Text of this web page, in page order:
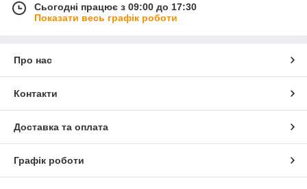
Сьогодні працює з 09:00 до 17:30
Показати весь графік роботи
Про нас
Контакти
Доставка та оплата
Графік роботи